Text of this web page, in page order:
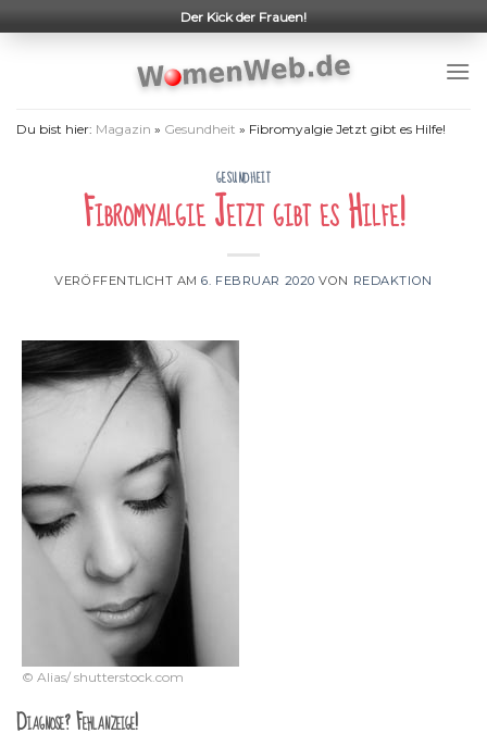
to
Der Kick der Frauen!
Du bist hier: Magazin » Gesundheit » Fibromyalgie Jetzt gibt es Hilfe!
GESUNDHEIT
Fibromyalgie Jetzt gibt es Hilfe!
VERÖFFENTLICHT AM6. FEBRUAR 2020 VON REDAKTION
© Alias/ shutterstock.com
Diagnose? Fehlanzeige!